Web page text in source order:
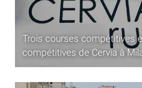
Trois courses compétitives
compétitives de Cervia à
et Pinarella